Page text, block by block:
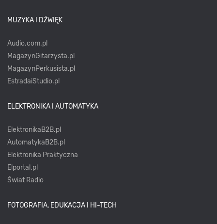
MUZYKA I DŹWIĘK
Audio.com.pl
MagazynGitarzysta.pl
MagazynPerkusista.pl
EstradaiStudio.pl
ELEKTRONIKA I AUTOMATYKA
ElektronikaB2B.pl
AutomatykaB2B.pl
Elektronika Praktyczna
Elportal.pl
Świat Radio
FOTOGRAFIA, EDUKACJA I HI-TECH